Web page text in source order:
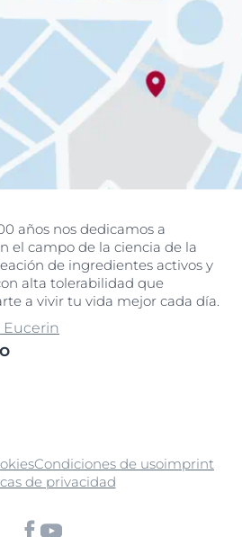
años nos dedicamos a
el campo de la ciencia de la
de ingredientes activos y
alta tolerabilidad que
a vivir tu vida mejor cada día.
Eucerin
Condiciones de usoimprint
de privacidad